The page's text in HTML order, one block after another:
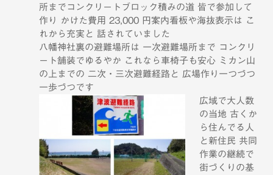
所までコンクリートブロック積みの道 皆で参加して
作り かけた費用 23,000 円案内看板や海抜表示は こ
れから充実と 話されていました
八幡神社裏の避難場所は 一次避難場所まで コンクリ
ート舗装でゆるやか これなら車椅子も安心 ミカン山
の上までの 二次・三次避難経路と 広場作り一つづつ
一歩づつです
広域で大人数
の当地 古くか
ら住んでる人
と新住民 共同
作業の継続で
街づくりの基